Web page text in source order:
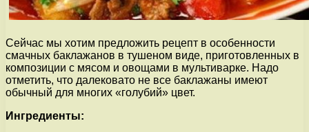
Сейчас мы хотим предложить рецепт в особенности
смачных баклажанов в тушеном виде, приготовленных в
композиции с мясом и овощами в мультиварке. Надо
отметить, что далековато не все баклажаны имеют
обычный для многих «голубий» цвет.
Ингредиенты: